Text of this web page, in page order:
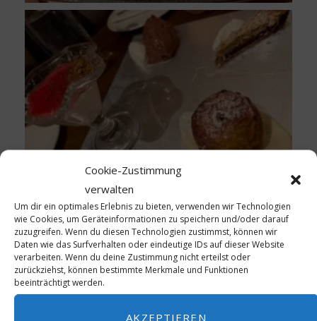
Cookie-Zustimmung
verwalten
Um dir ein optimales Erlebnis zu bieten, verwenden wir Technologien
wie Cookies, um Geräteinformationen zu speichern und/oder darauf
zuzugreifen. Wenn du diesen Technologien zustimmst, können wir
Daten wie das Surfverhalten oder eindeutige IDs auf dieser Website
verarbeiten. Wenn du deine Zustimmung nicht erteilst oder
zurückziehst, können bestimmte Merkmale und Funktionen
beeinträchtigt werden.
AKZEPTIEREN